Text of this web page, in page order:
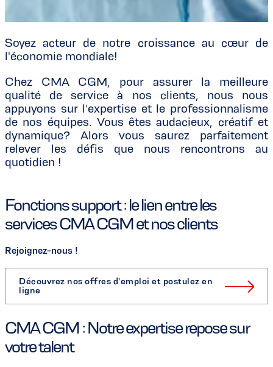
Soyez acteur de notre croissance au cœur de
l'économie mondiale!
Chez CMA CGM, pour assurer la meilleure
qualité de service à nos clients, nous nous
appuyons sur l'expertise et le professionnalisme
de nos équipes. Vous êtes audacieux, créatif et
dynamique? Alors vous saurez parfaitement
relever les défis que nous rencontrons au
quotidien !
Fonctions support : le lien entre les
services CMA CGM et nos clients
Rejoignez-nous !
Découvrez nos offres d'emploi et postulez en
ligne
CMA CGM : Notre expertise repose sur
votre talent